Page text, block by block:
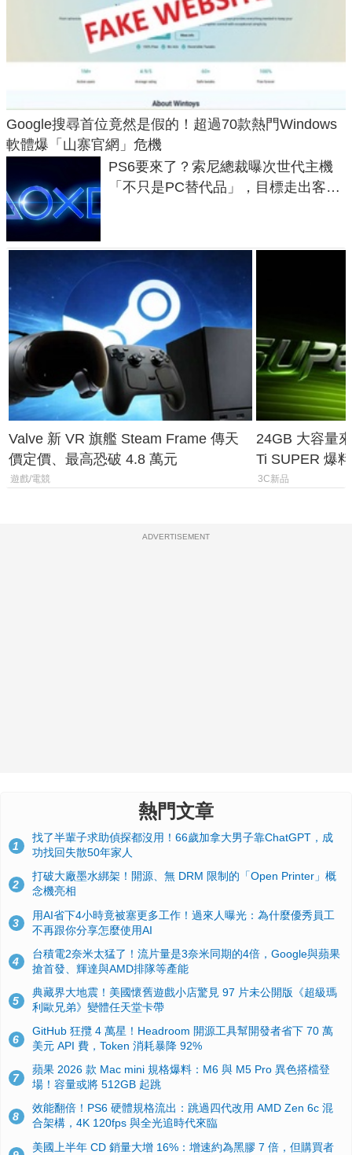
Google搜尋首位竟然是假的！超過70款熱門Windows
軟體爆「山寨官網」危機
PS6要來了？索尼總裁曝次世代主機
「不只是PC替代品」，目標走出客
Valve 新 VR 旗艦 Steam Frame 傳天
價定價、最高恐破 4.8 萬元
遊戲/電競
24GB 大容量
Ti SUPER 爆
上市時間
3C新品
ADVERTISEMENT
熱門文章
1
找了半輩子求助偵探都沒用！66歲加拿大男子靠ChatGPT，成
功找回失散50年家人
2
打破大廠墨水綁架！開源、無 DRM 限制的「Open Printer」概
念機亮相
3
用AI省下4小時竟被塞更多工作！過來人曝光：為什麼優秀員工
不再跟你分享怎麼使用AI
4
台積電2奈米太猛了！流片量是3奈米同期的4倍，Google與蘋果
搶首發、輝達與AMD排隊等產能
5
典藏界大地震！美國懷舊遊戲小店驚見 97 片未公開版《超級瑪
利歐兄弟》變體任天堂卡帶
6
GitHub 狂攬 4 萬星！Headroom 開源工具幫開發者省下 70 萬
美元 API 費，Token 消耗暴降 92%
7
蘋果 2026 款 Mac mini 規格爆料：M6 與 M5 Pro 異色搭檔登
場！容量或將 512GB 起跳
8
效能翻倍！PS6 硬體規格流出：跳過四代改用 AMD Zen 6c 混
合架構，4K 120fps 與全光追時代來臨
美國上半年 CD 銷量大增 16%：增速約為黑膠 7 倍，但購買者